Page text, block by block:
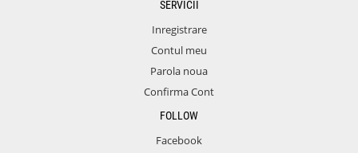
SERVICII
Inregistrare
Contul meu
Parola noua
Confirma Cont
FOLLOW
Facebook